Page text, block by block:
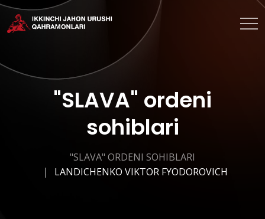
"SLAVA" ordeni
sohiblari
"SLAVA" ORDENI SOHIBLARI
LANDICHENKO VIKTOR FYODOROVICH